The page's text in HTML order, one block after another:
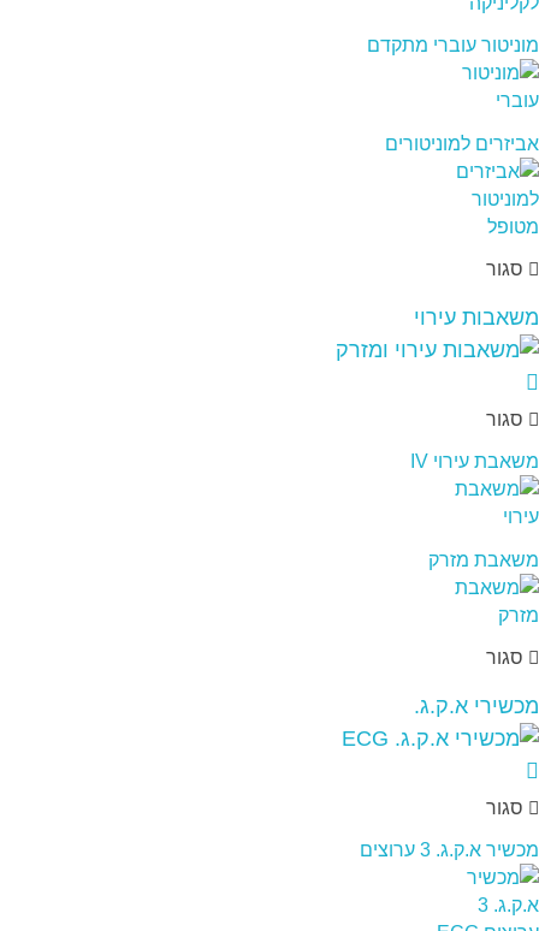
מוניטור עוברי מתקדם
אביזרים למוניטורים
סגור
משאבות עירוי
סגור
משאבת עירוי IV
משאבת מזרק
סגור
מכשירי א.ק.ג.
סגור
מכשיר א.ק.ג. 3 ערוצים